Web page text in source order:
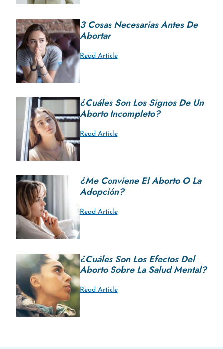
3 Cosas Necesarias Antes De
Abortar
Read Article
¿Cuáles Son Los Signos De Un
Aborto Incompleto?
Read Article
¿Me Conviene El Aborto O La
Adopción?
Read Article
¿Cuáles Son Los Efectos Del
Aborto Sobre La Salud Mental?
Read Article